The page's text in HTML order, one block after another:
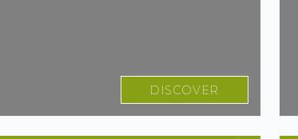
DISCOVER